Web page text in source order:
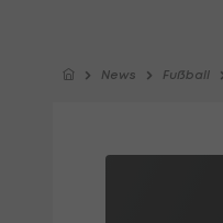
News Fußball